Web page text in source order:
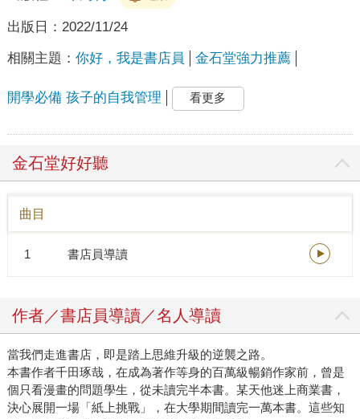
出版日： 2022/11/24
相關主題： 你好，我是書店員 金石堂強力推薦
開學必備 孩子的自我管理 看更多
金石堂好好聽
曲目
1 書店員導讀
作者／書店員導讀／名人導讀
當我們走進書店，即是踏上思維升級的逆襲之路。
本書作者千田琢哉，在成為著作等身的百萬級暢銷作家前，曾是
個只看漫畫的問題學生，從未讀完半本書。某天他迷上商業書，
決心展開一場「紙上挑戰」，在大學期間讀完一萬本書。這些知